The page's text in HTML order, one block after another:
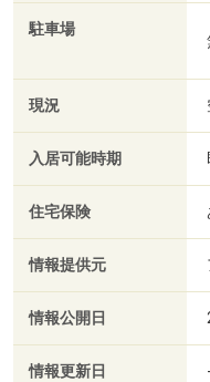
駐車場
現況
入居可能時期
住宅保険
情報提供元
情報公開日
情報更新日 -